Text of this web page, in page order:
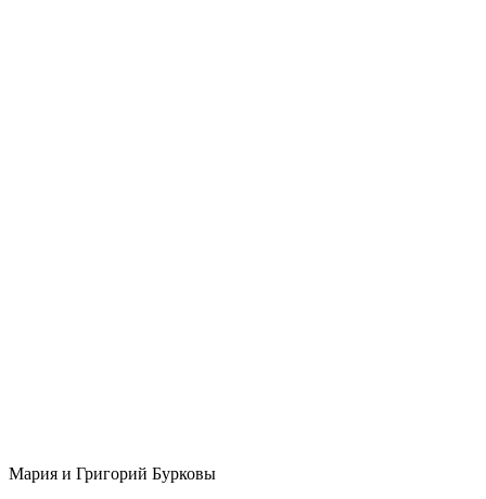
Мария и Григорий Бурковы